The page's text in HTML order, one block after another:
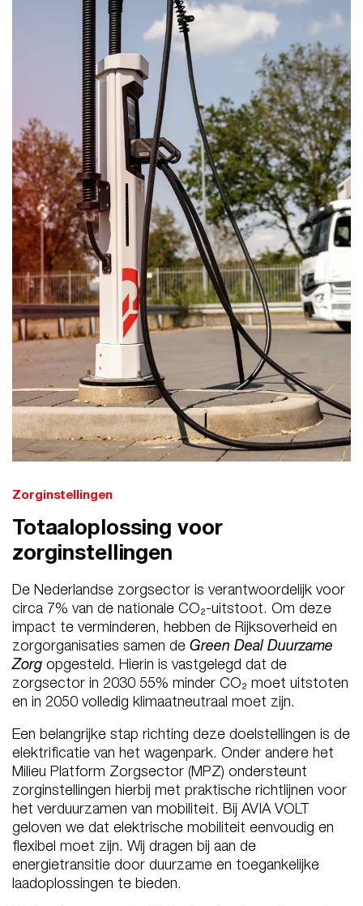
Zorginstellingen
Totaaloplossing voor
zorginstellingen
De Nederlandse zorgsector is verantwoordelijk voor
circa 7% van de nationale CO₂-uitstoot. Om deze
impact te verminderen, hebben de Rijksoverheid en
zorgorganisaties samen de Green Deal Duurzame
Zorg opgesteld. Hierin is vastgelegd dat de
zorgsector in 2030 55% minder CO₂ moet uitstoten
en in 2050 volledig klimaatneutraal moet zijn.
Een belangrijke stap richting deze doelstellingen is de
elektrificatie van het wagenpark. Onder andere het
Milieu Platform Zorgsector (MPZ) ondersteunt
zorginstellingen hierbij met praktische richtlijnen voor
het verduurzamen van mobiliteit. Bij AVIA VOLT
geloven we dat elektrische mobiliteit eenvoudig en
flexibel moet zijn. Wij dragen bij aan de
energietransitie door duurzame en toegankelijke
laadoplossingen te bieden.